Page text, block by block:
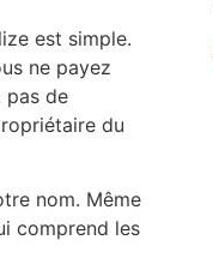
est simple.
ne payez
pas de
du
nom. Même
comprend les